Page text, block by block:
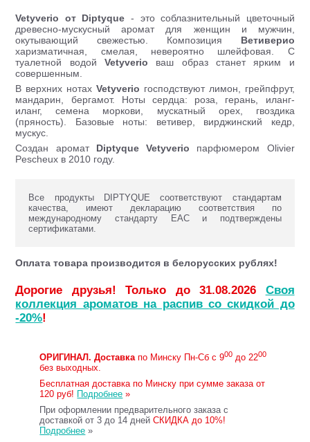
Vetyverio от Diptyque - это соблазнительный цветочный
древесно-мускусный аромат для женщин и мужчин,
окутывающий свежестью. Композиция Ветиверио
харизматичная, смелая, невероятно шлейфовая.
С
туалетной водойVetyverio ваш образ станет ярким и
совершенным.
В верхних нотах Vetyverio господствуют лимон, грейпфрут,
мандарин, бергамот. Ноты сердца: роза, герань, иланг-
иланг, семена моркови, мускатный орех, гвоздика
(пряность). Базовые ноты: ветивер, вирджинский кедр,
мускус.
Создан аромат DiptyqueVetyverio парфюмером Olivier
Pescheux в 2010 году.
Все продукты DIPTYQUE соответствуют стандартам
качества, имеют декларацию соответствия по
международному стандарту ЕАС и подтверждены
сертификатами.
Оплата товара производится в белорусских рублях!
Дорогие друзья! Только до 31.08.2026 Своя
коллекция ароматов на распив со скидкой до
-20%!
ОРИГИНАЛ. Доставкапо Минску Пн-Сб с 900 до 2200
без выходных.
Бесплатная доставка по Минску при сумме заказа от
120 руб! Подробнее »
При оформлении предварительного заказа с
доставкой от 3 до 14 днейСКИДКА до 10%!
Подробнее »